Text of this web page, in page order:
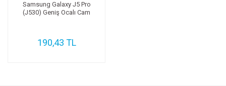
Samsung Galaxy J5 Pro
(J530) Geniş Ocalı Cam
190,43 TL